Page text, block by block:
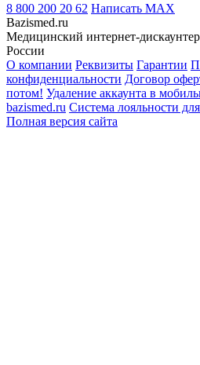
8 800 200 20 62 Написать MAX
Bazismed.ru
Медицинский интернет-
России
О компании Реквизиты Гарантии
конфиденциальности Договор
потом! Удаление аккаунта в
bazismed.ru Система лояльности
Полная версия сайта